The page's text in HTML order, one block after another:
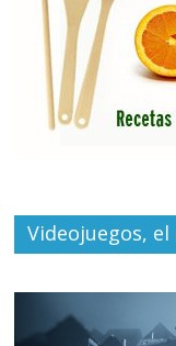
Videojuegos,